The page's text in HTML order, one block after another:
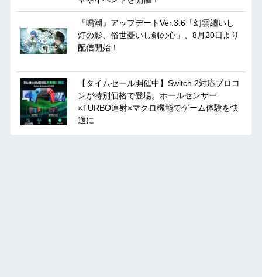
『鳴潮』アップデートVer.3.6「幻雲纏いし
灯の影、俗世憂いし剣の心」、8月20日より
配信開始！
【タイムセール開催中】Switch 2対応プロコ
ンが特別価格で登場。ホールセンサー
×TURBO連射×マクロ機能でゲーム体験を快
適に